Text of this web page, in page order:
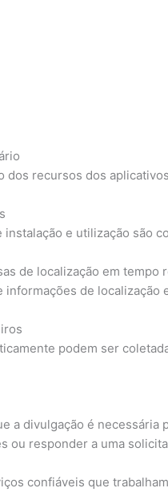
recursos dos
e utilização são
de localização em tempo
informações de localização
podem ser
a divulgação é
ou responder a uma
confiáveis que